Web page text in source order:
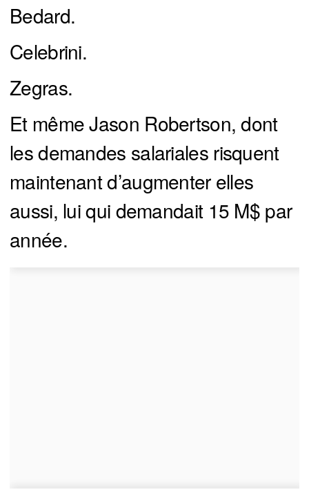
Bedard.
Celebrini.
Zegras.
Et même Jason Robertson, dont
les demandes salariales risquent
maintenant d’augmenter elles
aussi, lui qui demandait 15 M$ par
année.